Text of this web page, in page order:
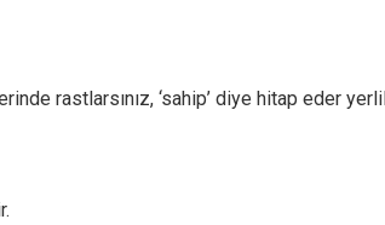
rastlarsınız, ‘sahip’ diye hitap eder